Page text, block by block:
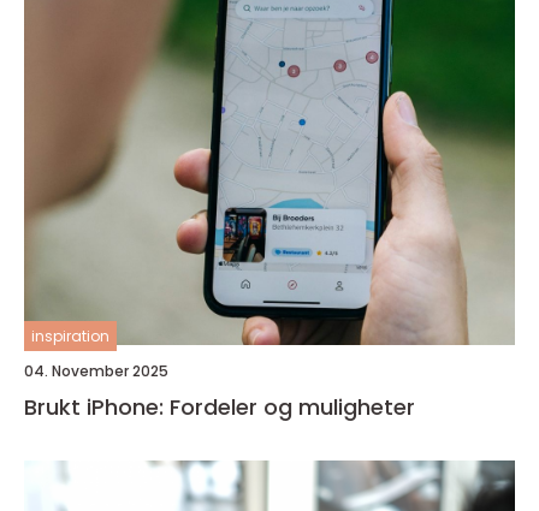
inspiration
04. November 2025
Brukt iPhone: Fordeler og muligheter